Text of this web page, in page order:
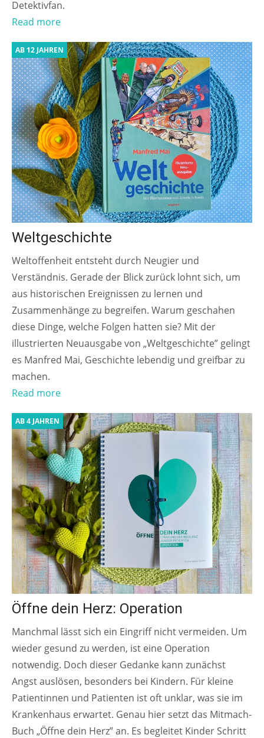
Detektivfan.
Read more
AB 12 JAHREN
Weltgeschichte
Weltoffenheit entsteht durch Neugier und
Verständnis. Gerade der Blick zurück lohnt sich, um
aus historischen Ereignissen zu lernen und
Zusammenhänge zu begreifen. Warum geschahen
diese Dinge, welche Folgen hatten sie? Mit der
illustrierten Neuausgabe von „Weltgeschichte” gelingt
es Manfred Mai, Geschichte lebendig und greifbar zu
machen.
Read more
AB 4 JAHREN
Öffne dein Herz: Operation
Manchmal lässt sich ein Eingriff nicht vermeiden. Um
wieder gesund zu werden, ist eine Operation
notwendig. Doch dieser Gedanke kann zunächst
Angst auslösen, besonders bei Kindern. Für kleine
Patientinnen und Patienten ist oft unklar, was sie im
Krankenhaus erwartet. Genau hier setzt das Mitmach-
Buch „Öffne dein Herz” an. Es begleitet Kinder Schritt